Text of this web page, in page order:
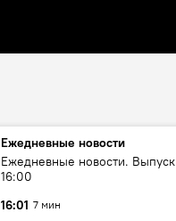
Ежедневные новости
Ежедневные новости. Выпуск
16:00
16:01 7 мин